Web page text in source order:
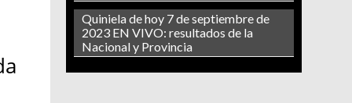
Quiniela de hoy 7 de septiembre de
2023 EN VIVO: resultados de la
Nacional y Provincia